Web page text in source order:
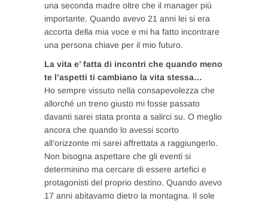
una seconda madre oltre che il manager più
importante. Quando avevo 21 anni lei si era
accorta della mia voce e mi ha fatto incontrare
una persona chiave per il mio futuro.
La vita e’ fatta di incontri che quando meno
te l’aspetti ti cambiano la vita stessa…
Ho sempre vissuto nella consapevolezza che
allorché un treno giusto mi fosse passato
davanti sarei stata pronta a salirci su. O meglio
ancora che quando lo avessi scorto
all’orizzonte mi sarei affrettata a raggiungerlo.
Non bisogna aspettare che gli eventi si
determinino ma cercare di essere artefici e
protagonisti del proprio destino. Quando avevo
17 anni abitavamo dietro la montagna. Il sole